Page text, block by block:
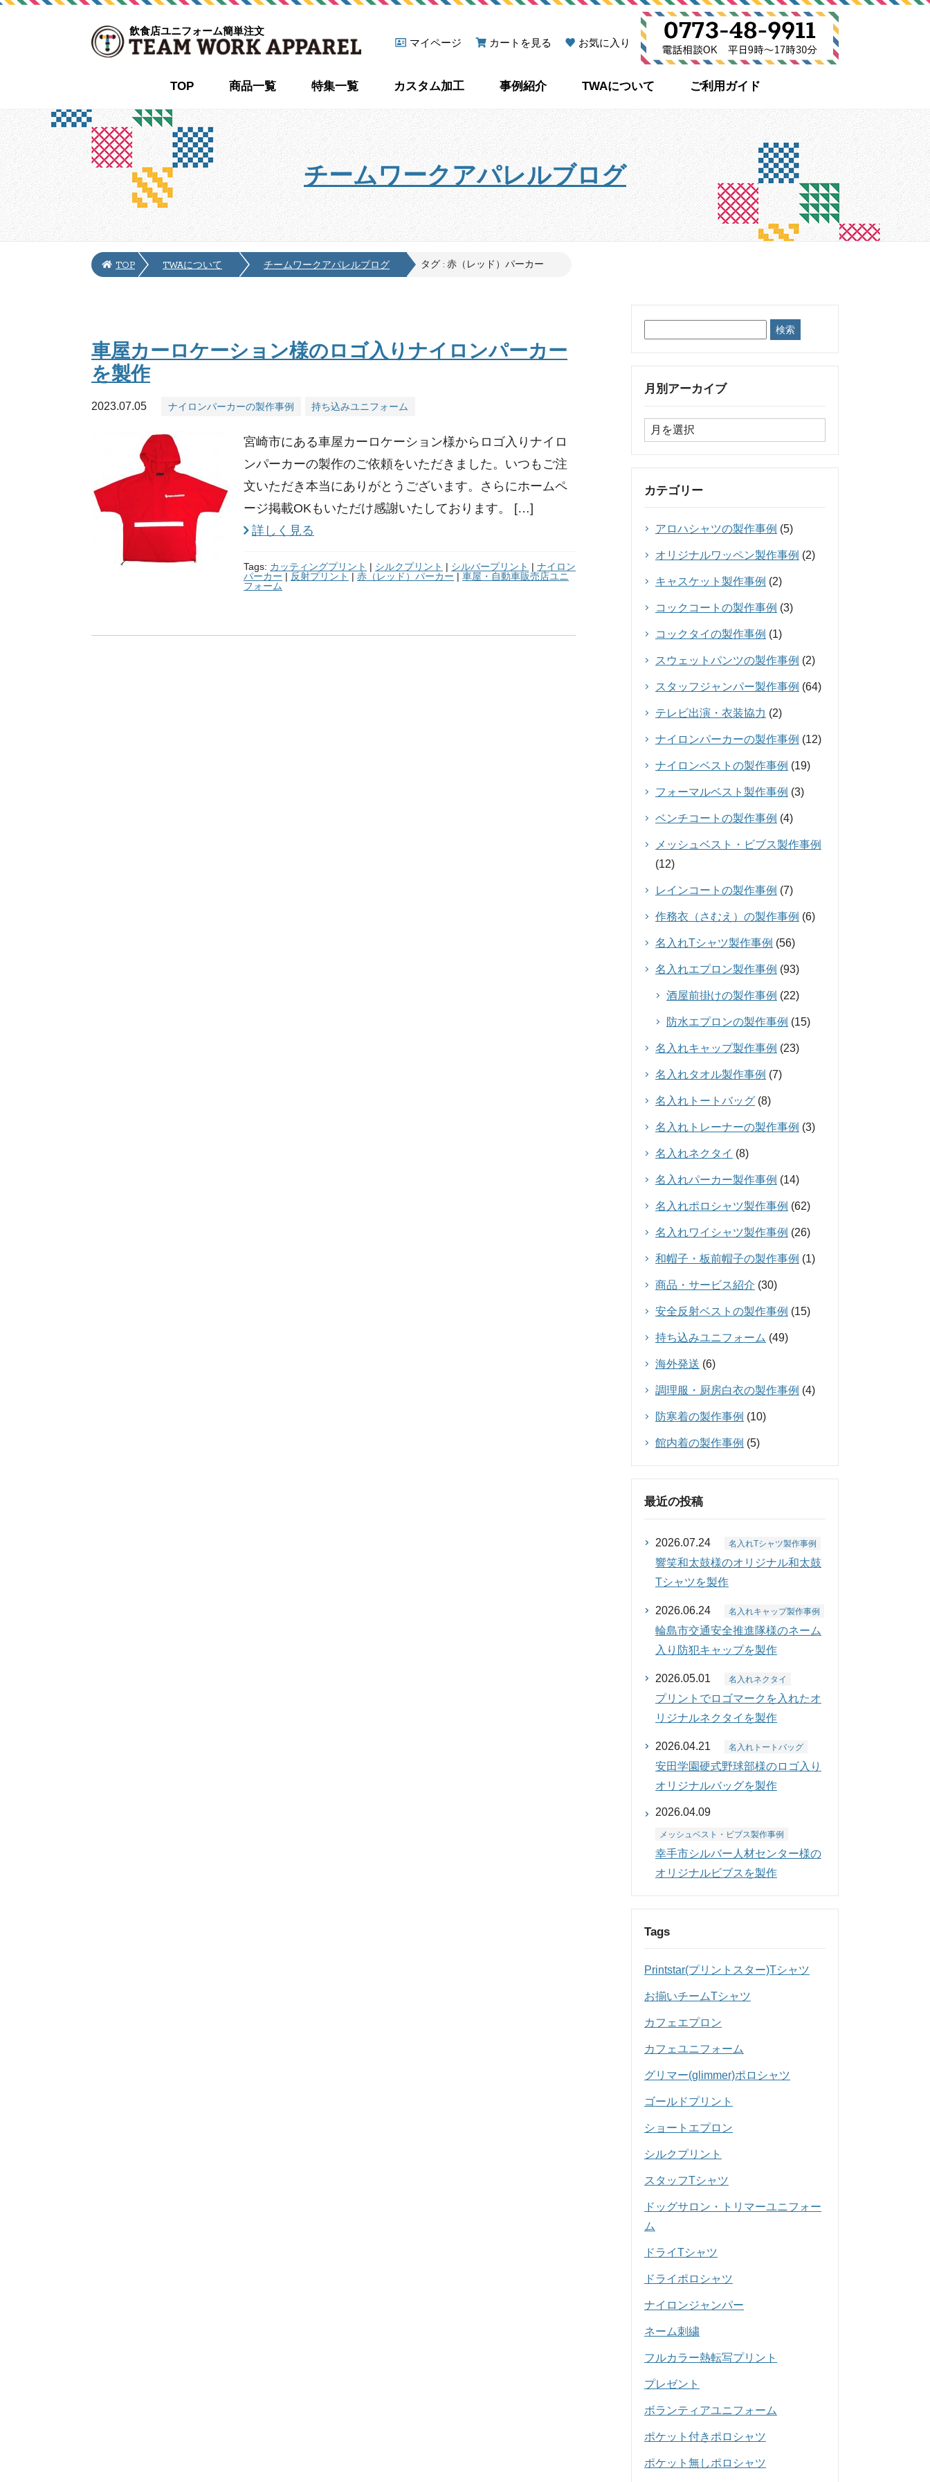
飲食店ユニフォーム簡単注文
マイページ
カートを見る お気に入り
TOP 商品一覧 特集一覧 カスタム加工 事例紹介 TWAについて ご利用ガイド
チームワークアパレルブログ
TOP TWAについて チームワークアパレルブログ タグ : 赤（レッド）パーカー
車屋カーロケーション様のロゴ入りナイロンパーカー
を製作
2023.07.05 ナイロンパーカーの製作事例 持ち込みユニフォーム
宮崎市にある車屋カーロケーション様からロゴ入りナイロ
ンパーカーの製作のご依頼をいただきました。いつもご注
文いただき本当にありがとうございます。さらにホームペ
ージ掲載OKもいただけ感謝いたしております。 […]
詳しく見る
Tags: カッティングプリント | シルクプリント | シルバープリント | ナイロン
パーカー | 反射プリント | 赤（レッド）パーカー | 車屋・自動車販売店ユニ
フォーム
月別アーカイブ
カテゴリー
アロハシャツの製作事例 (5)
オリジナルワッペン製作事例 (2)
キャスケット製作事例 (2)
コックコートの製作事例 (3)
コックタイの製作事例 (1)
スウェットパンツの製作事例 (2)
スタッフジャンパー製作事例 (64)
テレビ出演・衣装協力 (2)
ナイロンパーカーの製作事例 (12)
ナイロンベストの製作事例 (19)
フォーマルベスト製作事例 (3)
ベンチコートの製作事例 (4)
メッシュベスト・ビブス製作事例
(12)
レインコートの製作事例 (7)
作務衣（さむえ）の製作事例 (6)
名入れTシャツ製作事例 (56)
名入れエプロン製作事例 (93)
酒屋前掛けの製作事例 (22)
防水エプロンの製作事例 (15)
名入れキャップ製作事例 (23)
名入れタオル製作事例 (7)
名入れトートバッグ (8)
名入れトレーナーの製作事例 (3)
名入れネクタイ (8)
名入れパーカー製作事例 (14)
名入れポロシャツ製作事例 (62)
名入れワイシャツ製作事例 (26)
和帽子・板前帽子の製作事例 (1)
商品・サービス紹介 (30)
安全反射ベストの製作事例 (15)
持ち込みユニフォーム (49)
海外発送 (6)
調理服・厨房白衣の製作事例 (4)
防寒着の製作事例 (10)
館内着の製作事例 (5)
最近の投稿
2026.07.24 名入れTシャツ製作事例
響笑和太鼓様のオリジナル和太鼓
Tシャツを製作
2026.06.24 名入れキャップ製作事例
輪島市交通安全推進隊様のネーム
入り防犯キャップを製作
2026.05.01 名入れネクタイ
プリントでロゴマークを入れたオ
リジナルネクタイを製作
2026.04.21 名入れトートバッグ
安田学園硬式野球部様のロゴ入り
オリジナルバッグを製作
2026.04.09
メッシュベスト・ビブス製作事例
幸手市シルバー人材センター様の
オリジナルビブスを製作
Tags
Printstar(プリントスター)Tシャツ
お揃いチームTシャツ
カフェエプロン
カフェユニフォーム
グリマー(glimmer)ポロシャツ
ゴールドプリント
ショートエプロン
シルクプリント
スタッフTシャツ
ドッグサロン・トリマーユニフォー
ム
ドライTシャツ
ドライポロシャツ
ナイロンジャンパー
ネーム刺繍
フルカラー熱転写プリント
プレゼント
ボランティアユニフォーム
ポケット付きポロシャツ
ポケット無しポロシャツ